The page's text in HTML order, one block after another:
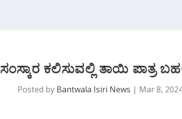
ಸಂಸ್ಕಾರ ಕಲಿಸುವಲ್ಲಿ ತಾಯಿ ಪಾತ್ರ
Posted by Bantwala Isiri News | Mar 8,